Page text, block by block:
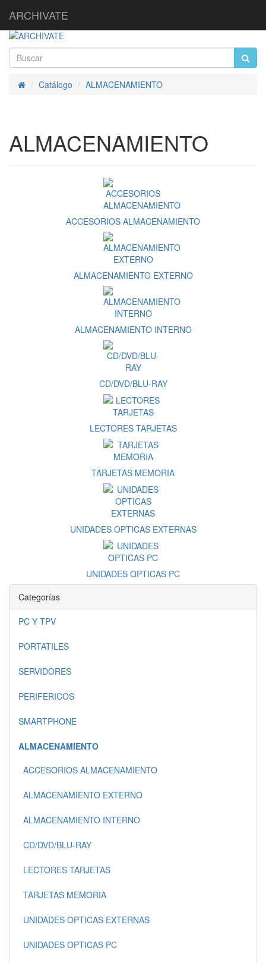
ARCHIVATE
InicioCatálogo ALMACENAMIENTO
ALMACENAMIENTO
ACCESORIOS ALMACENAMIENTO
ALMACENAMIENTO EXTERNO
ALMACENAMIENTO INTERNO
CD/DVD/BLU-RAY
LECTORES TARJETAS
TARJETAS MEMORIA
UNIDADES OPTICAS EXTERNAS
UNIDADES OPTICAS PC
Categorías
PC Y TPV
PORTATILES
SERVIDORES
PERIFERICOS
SMARTPHONE
ALMACENAMIENTO
ACCESORIOS ALMACENAMIENTO
ALMACENAMIENTO EXTERNO
ALMACENAMIENTO INTERNO
CD/DVD/BLU-RAY
LECTORES TARJETAS
TARJETAS MEMORIA
UNIDADES OPTICAS EXTERNAS
UNIDADES OPTICAS PC